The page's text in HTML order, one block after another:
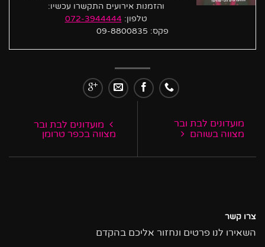
והזמנות אירועים התקשרו עכשיו:
טלפון:072-3944444
פקס: 09-8800835
מועדונים לבת ובר
מצווה בכפר טרומן
מועדונים לבת ובר
מצווה בשוהם
צרו קשר
השאירו לנו פרטים ונחזור אליכם בהקדם